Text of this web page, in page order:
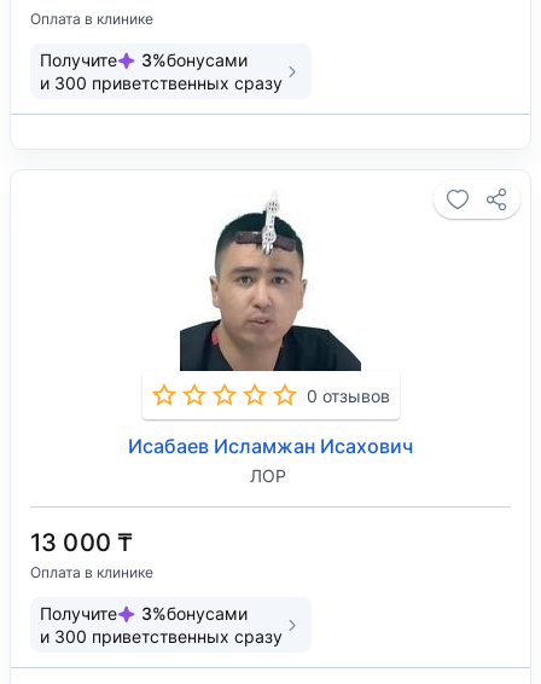
Оплата в клинике
Получите 3%бонусами
и 300 приветственных сразу
0 отзывов
Исабаев Исламжан Исахович
ЛОР
13 000 ₸
Оплата в клинике
Получите 3%бонусами
и 300 приветственных сразу